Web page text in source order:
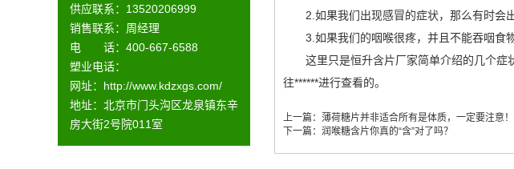
2.如果我们出现感冒的症状，那么有时会
3.如果我们的咽喉很疼，并且不能吞咽食物
这里只是恒升含片厂家简单介绍的几个症
往******进行查看的。
上一篇： 薄荷糖片并非适合所有是体质，一定要注意！
下一篇： 润喉糖含片你真的“含”对了吗？
供应联系：13520206999
销售联系：周经理
电 话：400-667-6588
塑业电话：
网址： http://www.kdzxgs.com/
地址：北京市门头沟区龙泉镇东辛
房大街2号院011室